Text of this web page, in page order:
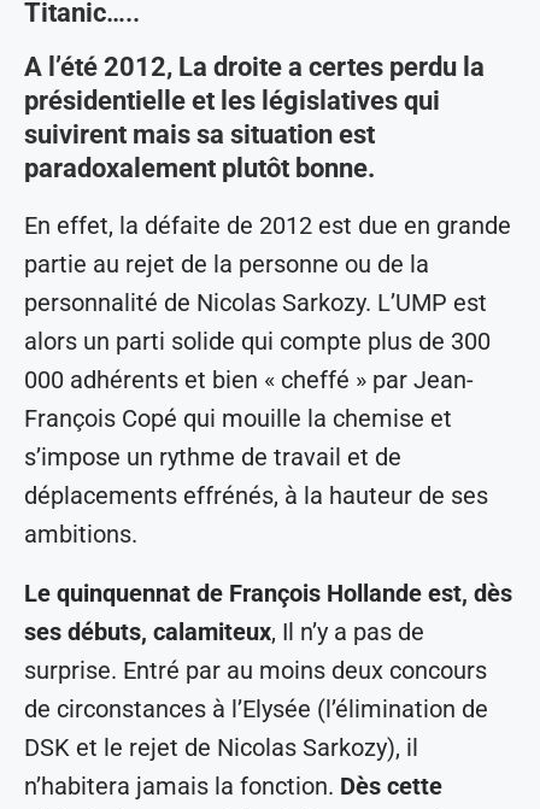
Titanic…..
A l’été 2012, La droite a certes perdu la
présidentielle et les législatives qui
suivirent mais sa situation est
paradoxalement plutôt bonne.
En effet, la défaite de 2012 est due en grande
partie au rejet de la personne ou de la
personnalité de Nicolas Sarkozy. L’UMP est
alors un parti solide qui compte plus de 300
000 adhérents et bien « cheffé » par Jean-
François Copé qui mouille la chemise et
s’impose un rythme de travail et de
déplacements effrénés, à la hauteur de ses
ambitions.
Le quinquennat de François Hollande est, dès
ses débuts, calamiteux, Il n’y a pas de
surprise. Entré par au moins deux concours
de circonstances à l’Elysée (l’élimination de
DSK et le rejet de Nicolas Sarkozy), il
n’habitera jamais la fonction. Dès cette